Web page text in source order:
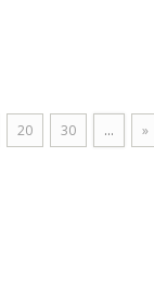
20 30 ...
»